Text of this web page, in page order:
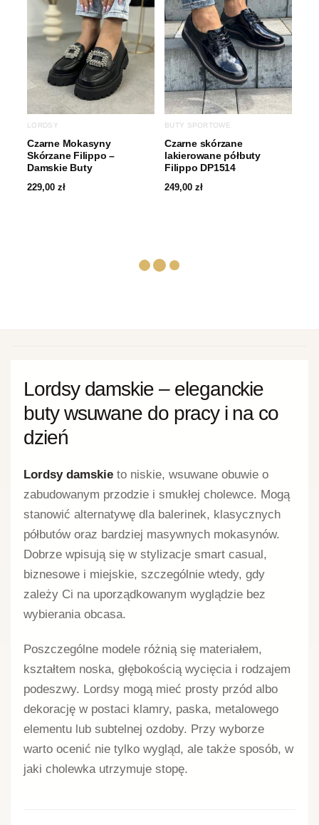
LORDSY
Czarne Mokasyny
Skórzane Filippo –
Damskie Buty
229,00 zł
BUTY SPORTOWE
Czarne skórzane
lakierowane półbuty
Filippo DP1514
249,00 zł
LORDSY
Modne Buty Damskie
139,00zł
Filippo – Modne Buty
Damskie
zł
KOLEKCJA JESIEŃ
Lakierowane mokasyny
KOLEKCJA JESIEŃ
Mokasyny damskie Filippo